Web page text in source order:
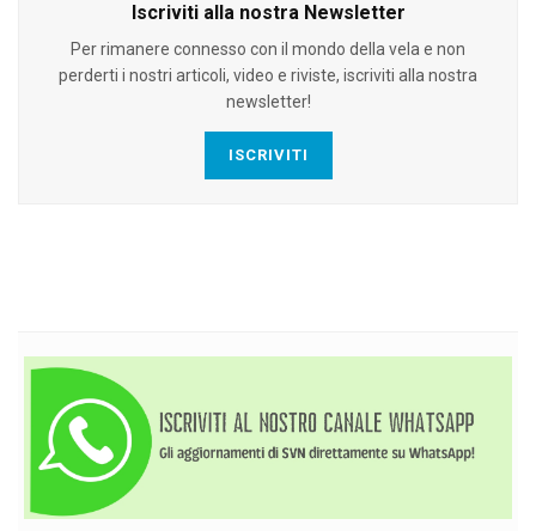
Iscriviti alla nostra Newsletter
Per rimanere connesso con il mondo della vela e non
perderti i nostri articoli, video e riviste, iscriviti alla nostra
newsletter!
ISCRIVITI